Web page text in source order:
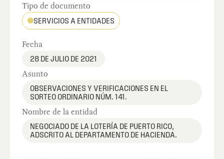
Tipo de documento
SERVICIOS A ENTIDADES
Fecha
28 DE JULIO DE 2021
Asunto
OBSERVACIONES Y VERIFICACIONES EN EL
SORTEO ORDINARIO NÚM. 141.
Nombre de la entidad
NEGOCIADO DE LA LOTERÍA DE PUERTO RICO,
ADSCRITO AL DEPARTAMENTO DE HACIENDA.